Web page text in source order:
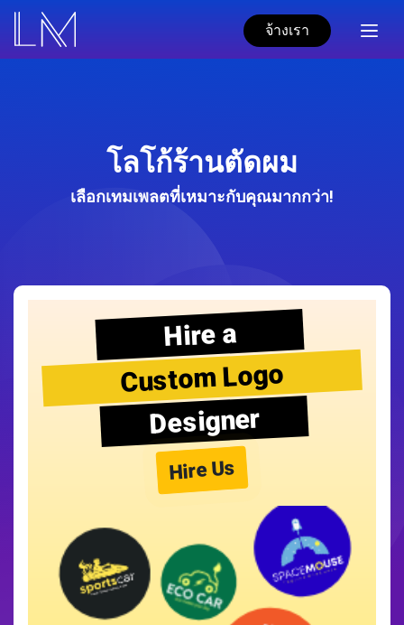
จ้างเรา
โลโก้ร้านตัดผม
เลือกเทมเพลตที่เหมาะกับคุณมากกว่า!
Hire a
Custom Logo
Designer
Hire Us